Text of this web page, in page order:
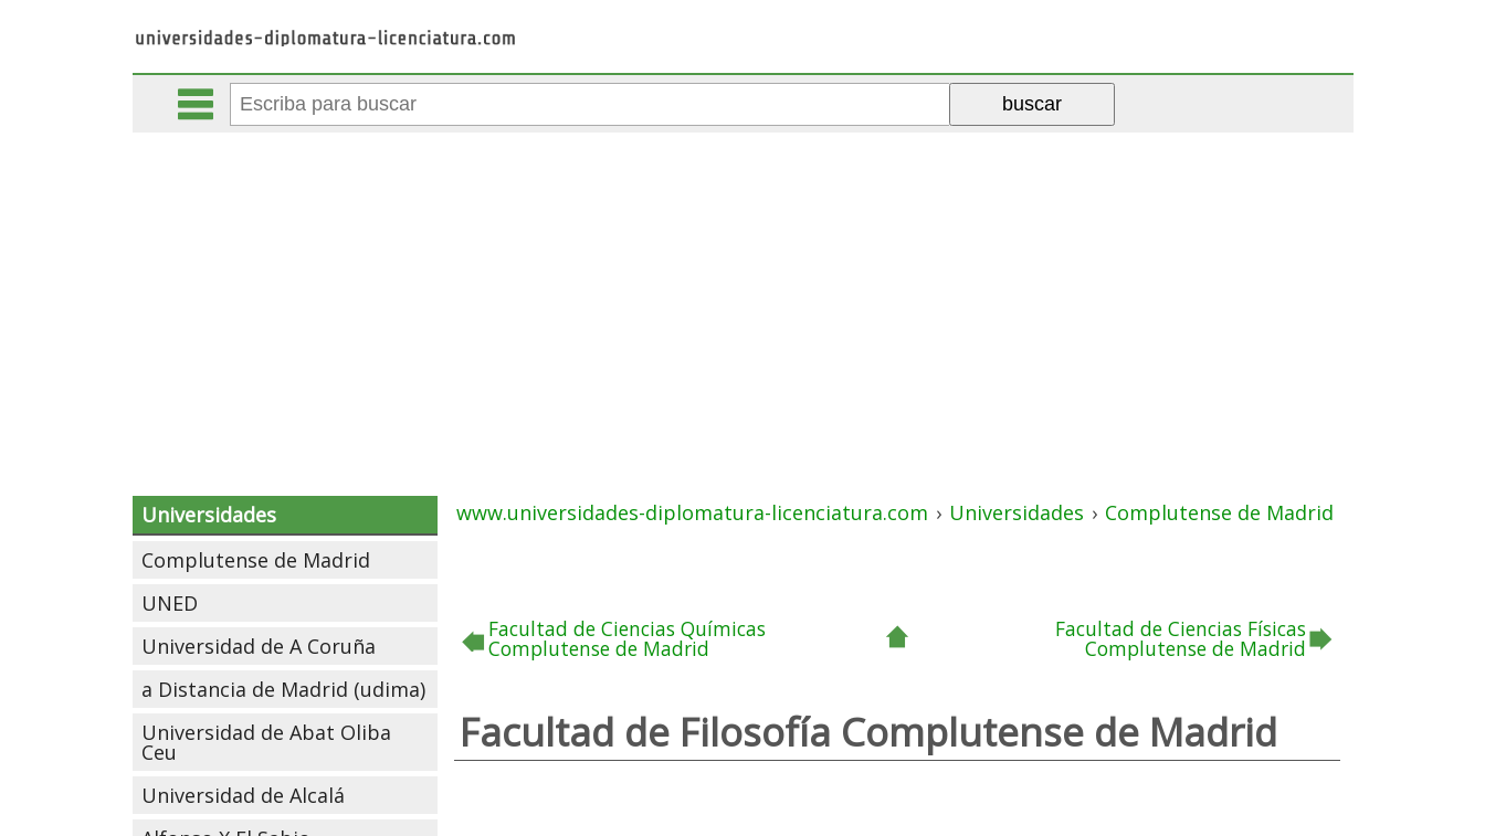
Universidades
Complutense de Madrid
UNED
Universidad de A Coruña
a Distancia de Madrid (udima)
Universidad de Abat Oliba
Ceu
Universidad de Alcalá
www.universidades-diplomatura-licenciatura.com › Universidades › Complutense de Madrid
Facultad de Ciencias Químicas
Complutense de Madrid
Facultad de Ciencias Físicas
Complutense de Madrid
Facultad de Filosofía Complutense de Madrid